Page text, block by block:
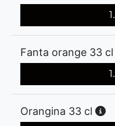
Fanta orange 33 cl
Orangina 33 cl